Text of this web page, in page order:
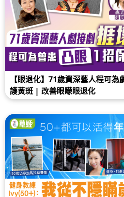
【眼退化】71歲資深藝人程可
護黃斑 | 改善眼矇眼退化